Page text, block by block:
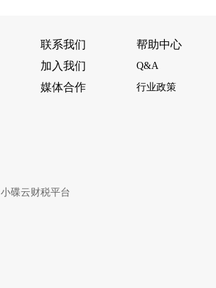
联系我们
加入我们
媒体合作
帮助中心
Q&A
行业政策
小碟云财税平台